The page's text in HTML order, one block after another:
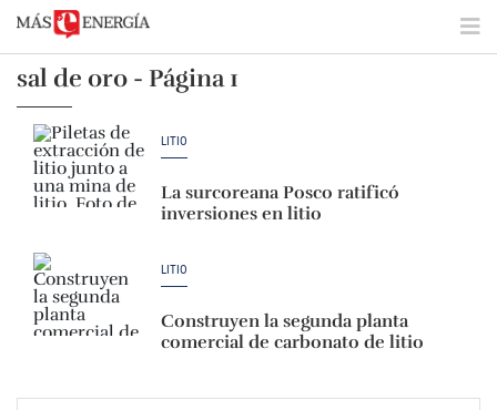
sal de oro - Página 1
LITIO
La surcoreana Posco ratificó
inversiones en litio
LITIO
Construyen la segunda planta
comercial de carbonato de litio